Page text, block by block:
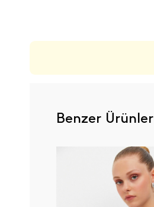
Benzer Ürünler